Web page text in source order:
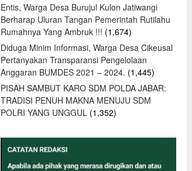
Entis, Warga Desa Burujul Kulon Jatiwangi
Berharap Uluran Tangan Pemerintah Rutilahu
Rumahnya Yang Ambruk !!! (1,674)
Diduga Minim Informasi, Warga Desa Cikeusal
Pertanyakan Transparansi Pengelolaan
Anggaran BUMDES 2021 – 2024. (1,445)
PISAH SAMBUT KARO SDM POLDA JABAR:
TRADISI PENUH MAKNA MENUJU SDM
POLRI YANG UNGGUL (1,352)